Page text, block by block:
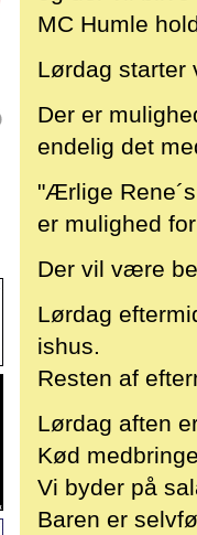
MC Humle
Lørdag starter
Der er
endelig det
"Ærlige
er mulighed
Der vil være
Lørdag
ishus.
Resten af
Lørdag aften
Kød
Vi byder på
Baren er